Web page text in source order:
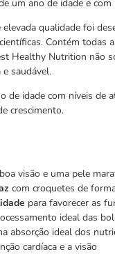
um ano de idade e
qualidade foi
Contém
Healthy Nutrition não
saudável.
de idade com níveis de
crescimento.
visão e uma pele
com croquetes de
para favorecer as
ideal das
absorção ideal dos
cardíaca e a visão